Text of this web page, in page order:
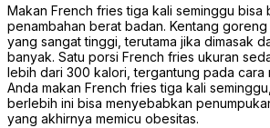
Makan French fries tiga kali seminggu bisa
penambahan berat badan. Kentang
yang sangat tinggi, terutama jika dimasak
banyak. Satu porsi French fries ukuran
lebih dari 300 kalori, tergantung pada cara
Anda makan French fries tiga kali
berlebih ini bisa menyebabkan
yang akhirnya memicu obesitas.